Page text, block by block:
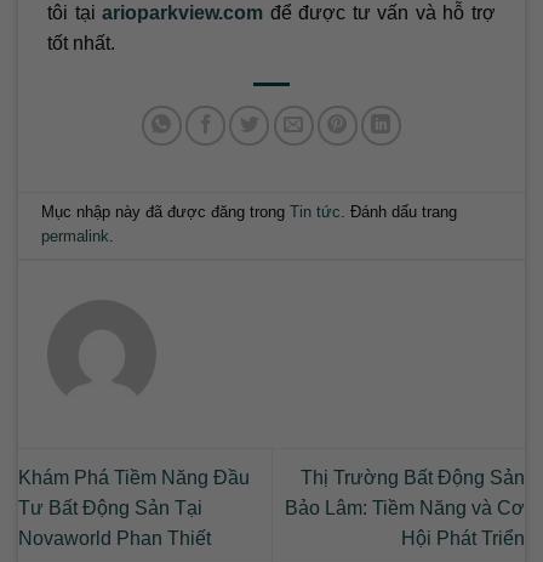
tôi tạiarioparkview.com để được tư vấn và hỗ trợ
tốt nhất.
Mục nhập này đã được đăng trongTin tức. Đánh dấu trang
permalink.
Khám Phá Tiềm Năng Đầu
Tư Bất Động Sản Tại
Novaworld Phan Thiết
Thị Trường Bất Động Sản
Bảo Lâm: Tiềm Năng và Cơ
Hội Phát Triển